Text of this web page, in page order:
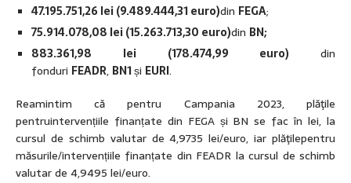
47.195.751,26 lei (9.489.444,31 euro)din FEGA;
75.914.078,08 lei (15.263.713,30 euro)din BN;
883.361,98 lei (178.474,99 euro) din
fonduri FEADR, BN1și EURI.
Reamintim că pentru Campania 2023, plăţile
pentruintervențiile finanțate din FEGA și BN se fac în lei, la
cursul de schimb valutar de 4,9735 lei/euro, iar plăţilepentru
măsurile/intervențiile finanțate din FEADR la cursul de schimb
valutar de 4,9495 lei/euro.